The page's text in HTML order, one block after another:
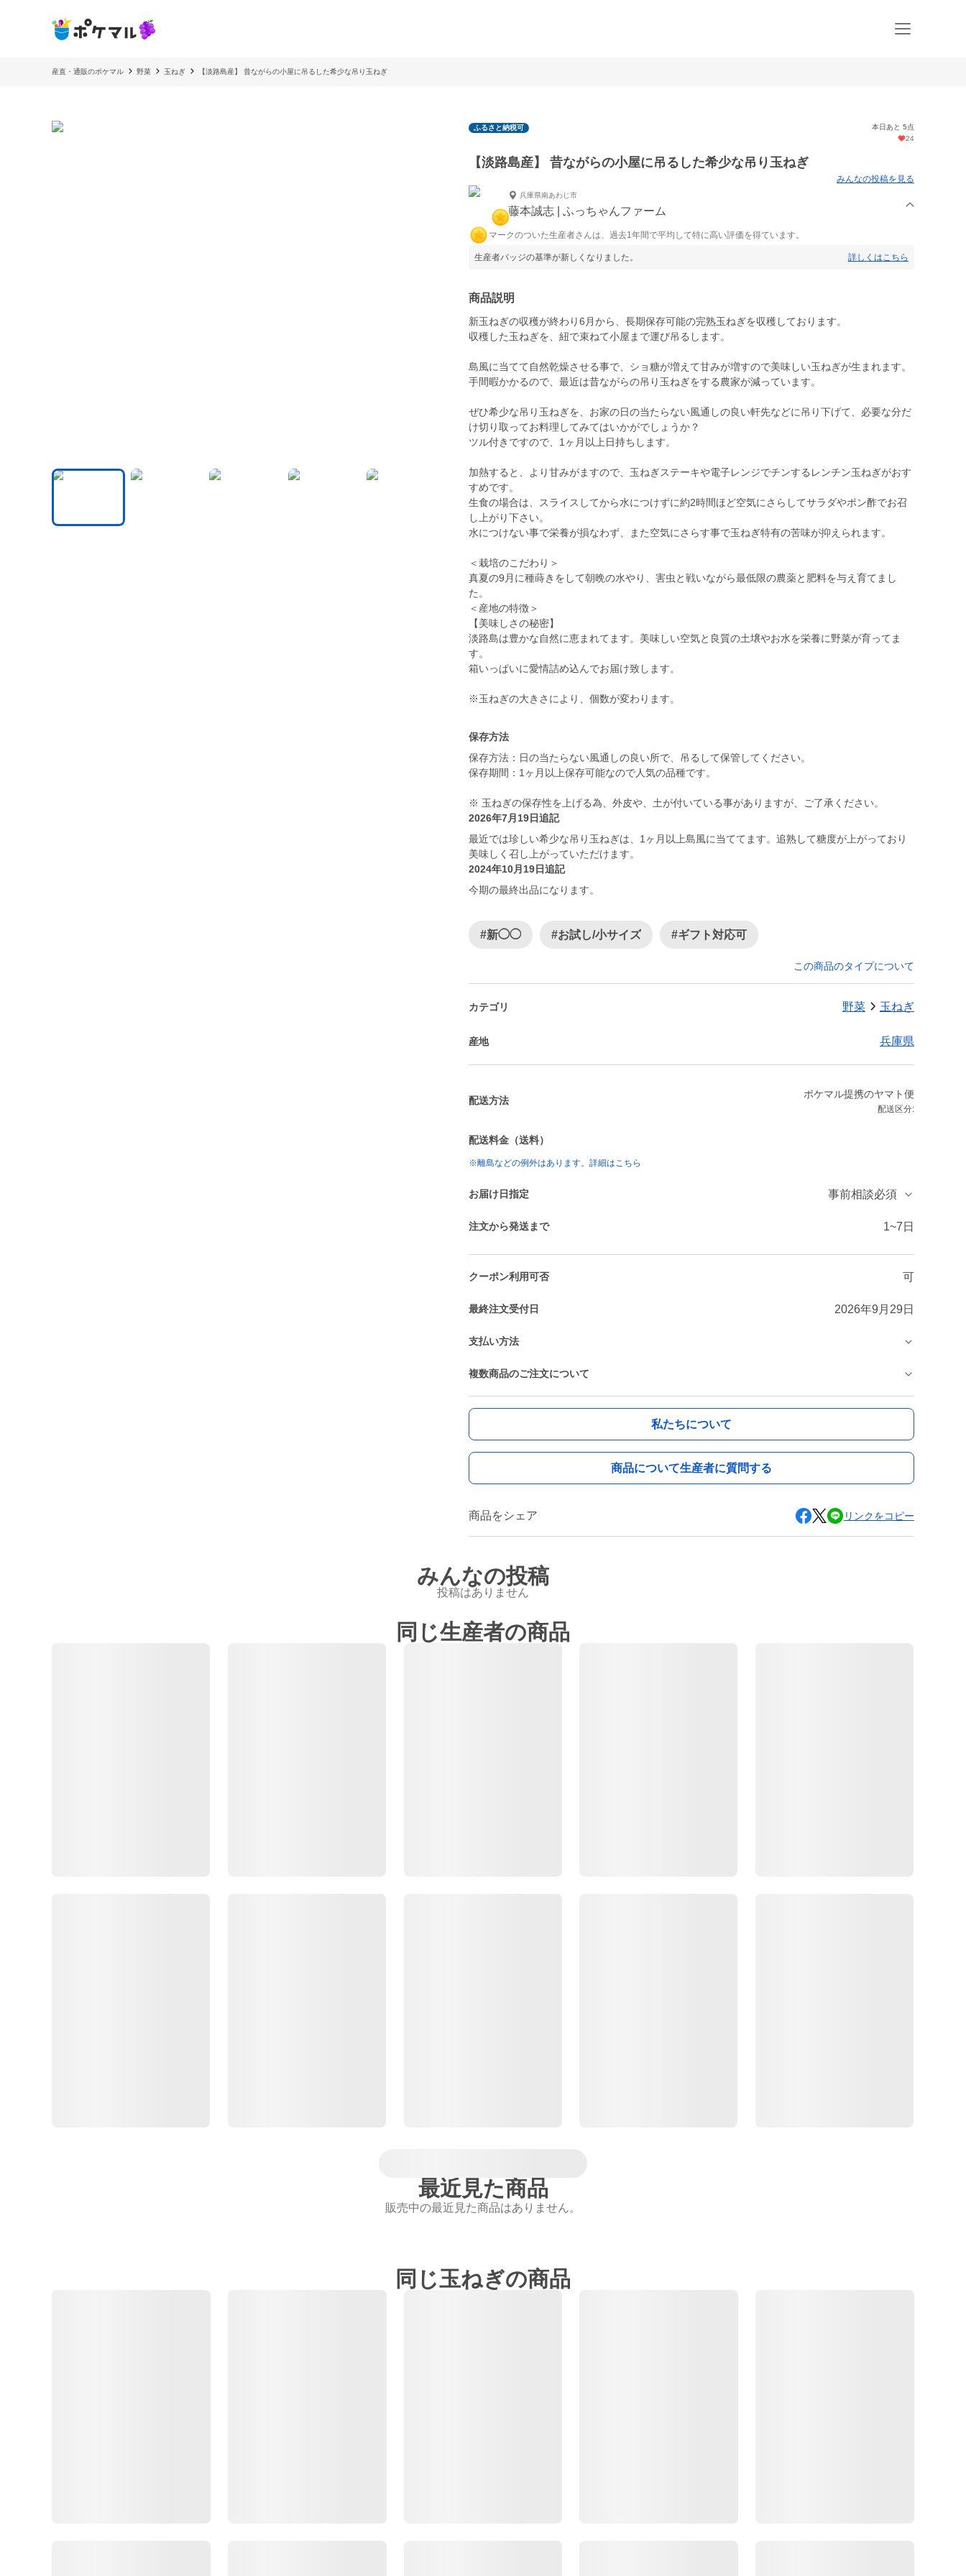
産直・通販のポケマル 野菜 玉ねぎ 【淡路島産】 昔ながらの小屋に吊るした希少な吊り玉ねぎ
ふるさと納税可
本日あと 5点
24
【淡路島産】 昔ながらの小屋に吊るした希少な吊り玉ねぎ
みんなの投稿を見る
兵庫県南あわじ市
藤本誠志 | ふっちゃんファーム
マークのついた生産者さんは、過去1年間で平均して特に高い評価を得ています。
生産者バッジの基準が新しくなりました。 詳しくはこちら
商品説明
新玉ねぎの収穫が終わり6月から、長期保存可能の完熟玉ねぎを収穫しております。
収穫した玉ねぎを、紐で束ねて小屋まで運び吊るします。
島風に当てて自然乾燥させる事で、ショ糖が増えて甘みが増すので美味しい玉ねぎが生まれます。
手間暇かかるので、最近は昔ながらの吊り玉ねぎをする農家が減っています。
ぜひ希少な吊り玉ねぎを、お家の日の当たらない風通しの良い軒先などに吊り下げて、必要な分だ
け切り取ってお料理してみてはいかがでしょうか？
ツル付きですので、1ヶ月以上日持ちします。
加熱すると、より甘みがますので、玉ねぎステーキや電子レンジでチンするレンチン玉ねぎがおす
すめです。
生食の場合は、スライスしてから水につけずに約2時間ほど空気にさらしてサラダやポン酢でお召
し上がり下さい。
水につけない事で栄養が損なわず、また空気にさらす事で玉ねぎ特有の苦味が抑えられます。
＜栽培のこだわり＞
真夏の9月に種蒔きをして朝晩の水やり、害虫と戦いながら最低限の農薬と肥料を与え育てまし
た。
＜産地の特徴＞
【美味しさの秘密】
淡路島は豊かな自然に恵まれてます。美味しい空気と良質の土壌やお水を栄養に野菜が育ってま
す。
箱いっぱいに愛情詰め込んでお届け致します。
※玉ねぎの大きさにより、個数が変わります。
保存方法
保存方法：日の当たらない風通しの良い所で、吊るして保管してください。
保存期間：1ヶ月以上保存可能なので人気の品種です。
※ 玉ねぎの保存性を上げる為、外皮や、土が付いている事がありますが、ご了承ください。
2026年7月19日追記
最近では珍しい希少な吊り玉ねぎは、1ヶ月以上島風に当ててます。追熟して糖度が上がっており
美味しく召し上がっていただけます。
2024年10月19日追記
今期の最終出品になります。
#新◯◯ #お試し/小サイズ #ギフト対応可
この商品のタイプについて
カテゴリ 野菜 玉ねぎ
産地 兵庫県
配送方法
ポケマル提携のヤマト便
配送区分:
配送料金（送料）
※離島などの例外はあります。詳細はこちら
お届け日指定 事前相談必須
注文から発送まで 1~7日
クーポン利用可否 可
最終注文受付日 2026年9月29日
支払い方法
複数商品のご注文について
私たちについて
商品について生産者に質問する
商品をシェア リンクをコピー
みんなの投稿
投稿はありません
同じ生産者の商品
最近見た商品
販売中の最近見た商品はありません。
同じ玉ねぎの商品